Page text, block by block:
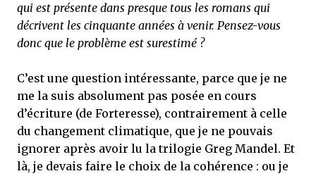
qui est présente dans presque tous les romans qui
décrivent les cinquante années à venir. Pensez-vous
donc que le problème est surestimé ?
C’est une question intéressante, parce que je ne
me la suis absolument pas posée en cours
d’écriture (de Forteresse), contrairement à celle
du changement climatique, que je ne pouvais
ignorer après avoir lu la trilogie Greg Mandel. Et
là, je devais faire le choix de la cohérence : ou je